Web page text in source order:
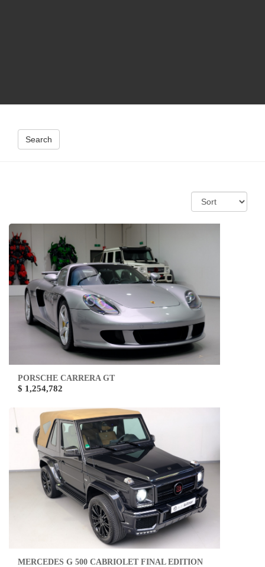
Search
PORSCHE CARRERA GT
$ 1,254,782
MERCEDES G 500 CABRIOLET FINAL EDITION